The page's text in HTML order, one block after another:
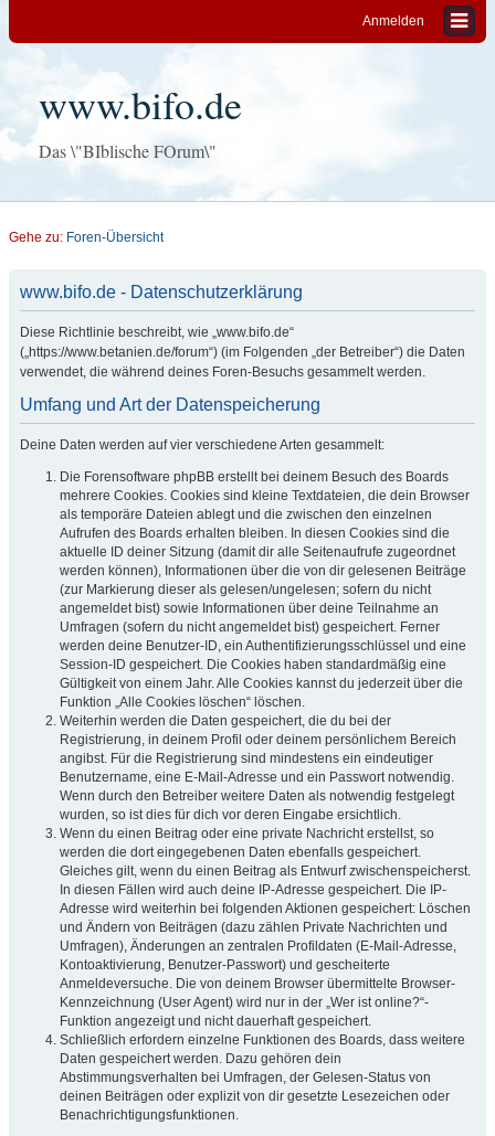
Anmelden
www.bifo.de
Das \"BIblische FOrum\"
Gehe zu: Foren-Übersicht
www.bifo.de - Datenschutzerklärung
Diese Richtlinie beschreibt, wie „www.bifo.de“
(„https://www.betanien.de/forum“) (im Folgenden „der Betreiber“) die Daten
verwendet, die während deines Foren-Besuchs gesammelt werden.
Umfang und Art der Datenspeicherung
Deine Daten werden auf vier verschiedene Arten gesammelt:
Die Forensoftware phpBB erstellt bei deinem Besuch des Boards
mehrere Cookies. Cookies sind kleine Textdateien, die dein Browser
als temporäre Dateien ablegt und die zwischen den einzelnen
Aufrufen des Boards erhalten bleiben. In diesen Cookies sind die
aktuelle ID deiner Sitzung (damit dir alle Seitenaufrufe zugeordnet
werden können), Informationen über die von dir gelesenen Beiträge
(zur Markierung dieser als gelesen/ungelesen; sofern du nicht
angemeldet bist) sowie Informationen über deine Teilnahme an
Umfragen (sofern du nicht angemeldet bist) gespeichert. Ferner
werden deine Benutzer-ID, ein Authentifizierungsschlüssel und eine
Session-ID gespeichert. Die Cookies haben standardmäßig eine
Gültigkeit von einem Jahr. Alle Cookies kannst du jederzeit über die
Funktion „Alle Cookies löschen“ löschen.
Weiterhin werden die Daten gespeichert, die du bei der
Registrierung, in deinem Profil oder deinem persönlichem Bereich
angibst. Für die Registrierung sind mindestens ein eindeutiger
Benutzername, eine E-Mail-Adresse und ein Passwort notwendig.
Wenn durch den Betreiber weitere Daten als notwendig festgelegt
wurden, so ist dies für dich vor deren Eingabe ersichtlich.
Wenn du einen Beitrag oder eine private Nachricht erstellst, so
werden die dort eingegebenen Daten ebenfalls gespeichert.
Gleiches gilt, wenn du einen Beitrag als Entwurf zwischenspeicherst.
In diesen Fällen wird auch deine IP-Adresse gespeichert. Die IP-
Adresse wird weiterhin bei folgenden Aktionen gespeichert: Löschen
und Ändern von Beiträgen (dazu zählen Private Nachrichten und
Umfragen), Änderungen an zentralen Profildaten (E-Mail-Adresse,
Kontoaktivierung, Benutzer-Passwort) und gescheiterte
Anmeldeversuche. Die von deinem Browser übermittelte Browser-
Kennzeichnung (User Agent) wird nur in der „Wer ist online?“-
Funktion angezeigt und nicht dauerhaft gespeichert.
Schließlich erfordern einzelne Funktionen des Boards, dass weitere
Daten gespeichert werden. Dazu gehören dein
Abstimmungsverhalten bei Umfragen, der Gelesen-Status von
deinen Beiträgen oder explizit von dir gesetzte Lesezeichen oder
Benachrichtigungsfunktionen.